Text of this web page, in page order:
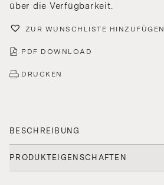
über die Verfügbarkeit.
ZUR WUNSCHLISTE HINZUFÜGEN
PDF DOWNLOAD
DRUCKEN
BESCHREIBUNG
PRODUKTEIGENSCHAFTEN